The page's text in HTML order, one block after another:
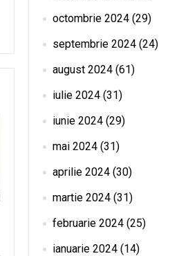
octombrie 2024 (29)
septembrie 2024 (24)
august 2024 (61)
iulie 2024 (31)
iunie 2024 (29)
mai 2024 (31)
aprilie 2024 (30)
martie 2024 (31)
februarie 2024 (25)
ianuarie 2024 (14)